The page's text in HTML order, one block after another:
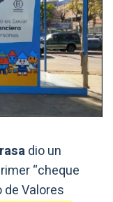
dio un
“cheque
de Valores